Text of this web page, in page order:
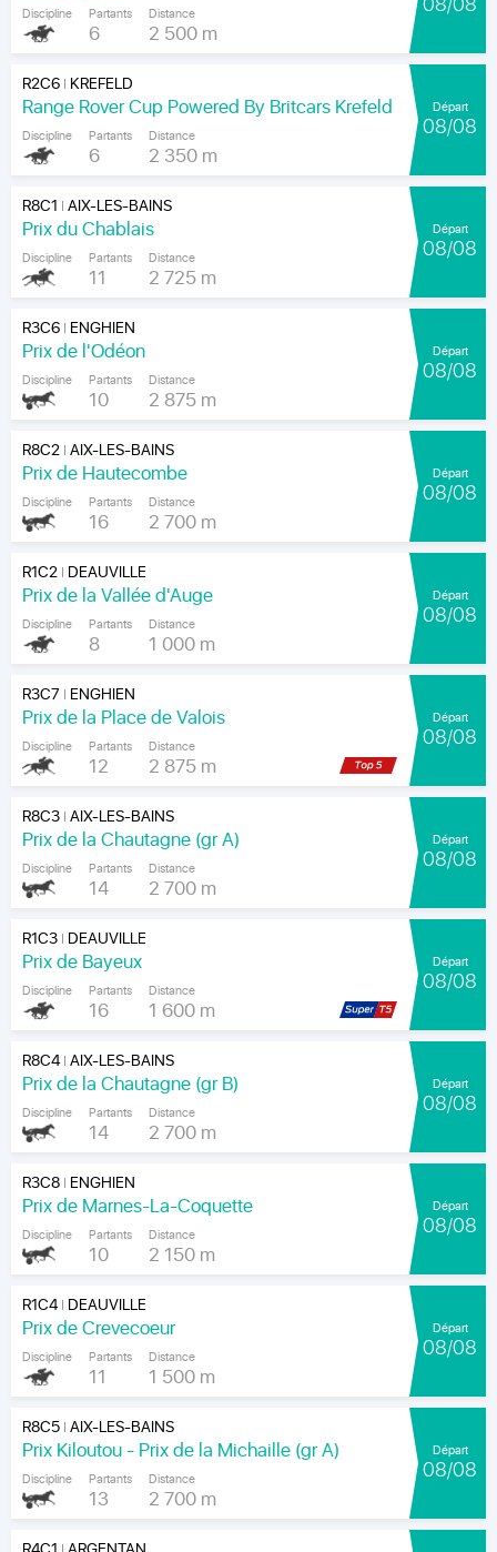
Discipline Partants
6
Distance
2 500 m
R2C6| KREFELD
Range Rover Cup Powered By Britcars Krefeld
Discipline Partants
6
Distance
2 350 m
Départ
08/08
R8C1 |AIX-LES-BAINS
Prix du Chablais
Discipline Partants
11
Distance
2 725 m
Départ
08/08
R3C6| ENGHIEN
Prix de l'Odéon
Discipline Partants
10
Distance
2 875 m
Départ
08/08
R8C2|AIX-LES-BAINS
Prix de Hautecombe
Discipline Partants
16
Distance
2 700 m
Départ
08/08
R1C2| DEAUVILLE
Prix de la Vallée d'Auge
Discipline Partants
8
Distance
1 000 m
Départ
08/08
R3C7 | ENGHIEN
Prix de la Place de Valois
Discipline Partants
12
Distance
2 875 m
Départ
08/08
R8C3|AIX-LES-BAINS
Prix de la Chautagne (gr A)
Discipline Partants
14
Distance
2 700 m
Départ
08/08
R1C3| DEAUVILLE
Prix de Bayeux
Discipline Partants
16
Distance
1 600 m
Départ
08/08
R8C4|AIX-LES-BAINS
Prix de la Chautagne (gr B)
Discipline Partants
14
Distance
2 700 m
Départ
08/08
R3C8| ENGHIEN
Prix de Marnes-La-Coquette
Discipline Partants
10
Distance
2 150 m
Départ
08/08
R1C4| DEAUVILLE
Prix de Crevecoeur
Discipline Partants
11
Distance
1 500 m
Départ
08/08
R8C5|AIX-LES-BAINS
Prix Kiloutou - Prix de la Michaille (gr A)
Discipline Partants
13
Distance
2 700 m
Départ
08/08